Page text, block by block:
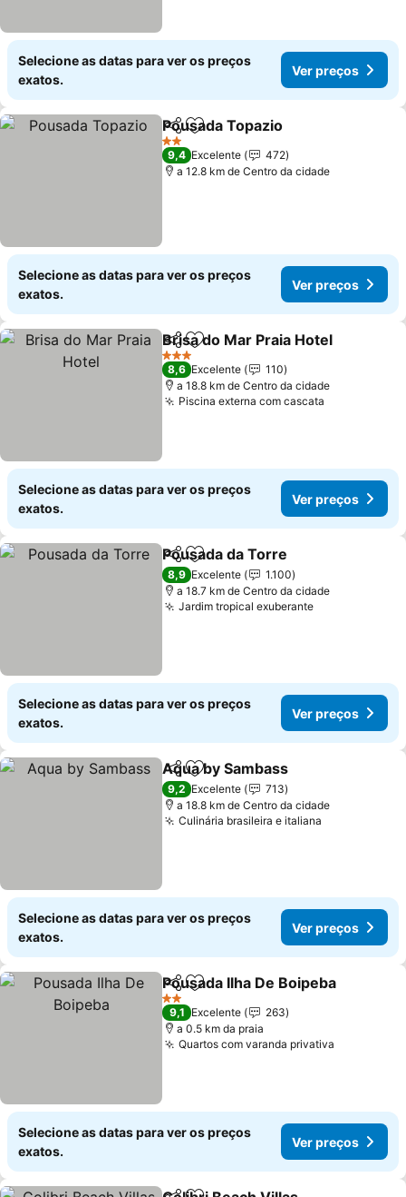
Selecione as datas para ver os preços
exatos.
Ver preços
PartilharAdicionar aos favoritos
Pousada Topazio
2 Estrelas
9,4 Excelente
472
a 12.8 km de Centro da cidade
Selecione as datas para ver os preços
exatos.
Ver preços
PartilharAdicionar aos favoritos
Brisa do Mar Praia Hotel
3 Estrelas
8,6 Excelente
110
a 18.8 km de Centro da cidade
Piscina externa com cascata
Selecione as datas para ver os preços
exatos.
Ver preços
PartilharAdicionar aos favoritos
Pousada da Torre
8,9 Excelente
1.100
a 18.7 km de Centro da cidade
Jardim tropical exuberante
Selecione as datas para ver os preços
exatos.
Ver preços
PartilharAdicionar aos favoritos
Aqua by Sambass
9,2 Excelente
713
a 18.8 km de Centro da cidade
Culinária brasileira e italiana
Selecione as datas para ver os preços
exatos.
Ver preços
PartilharAdicionar aos favoritos
Pousada Ilha De Boipeba
2 Estrelas
9,1 Excelente
263
a 0.5 km da praia
Quartos com varanda privativa
Selecione as datas para ver os preços
exatos.
Ver preços